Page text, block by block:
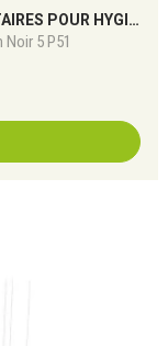
DEPROPHAR : ACCESSOIRES INTERDENTAIRES POUR HYGIÈNE BUCCO-DENTAIRE
5 P51